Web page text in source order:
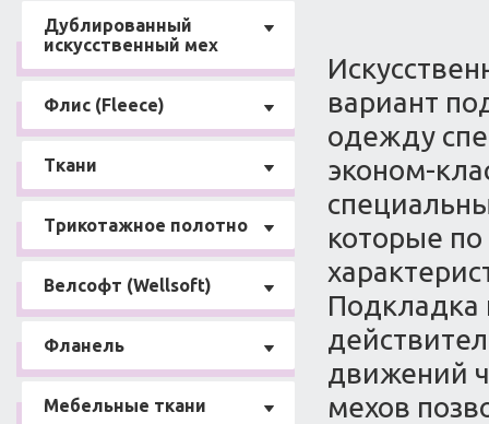
Дублированный
искусственный мех
Флис (Fleece)
Ткани
Трикотажное полотно
Велсофт (Wellsoft)
Фланель
Мебельные ткани
вариант
одежду
эконом-
которые
Подкладка
движений
мехов